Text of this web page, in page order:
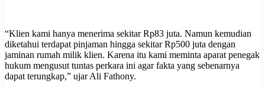
“Klien kami hanya menerima sekitar Rp83 juta. Namun kemudian
diketahui terdapat pinjaman hingga sekitar Rp500 juta dengan
jaminan rumah milik klien. Karena itu kami meminta aparat penegak
hukum mengusut tuntas perkara ini agar fakta yang sebenarnya
dapat terungkap,” ujar Ali Fathony.